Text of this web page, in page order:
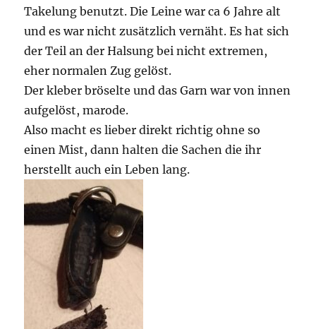
Takelung benutzt. Die Leine war ca 6 Jahre alt
und es war nicht zusätzlich vernäht. Es hat sich
der Teil an der Halsung bei nicht extremen,
eher normalen Zug gelöst.
Der kleber bröselte und das Garn war von innen
aufgelöst, marode.
Also macht es lieber direkt richtig ohne so
einen Mist, dann halten die Sachen die ihr
herstellt auch ein Leben lang.